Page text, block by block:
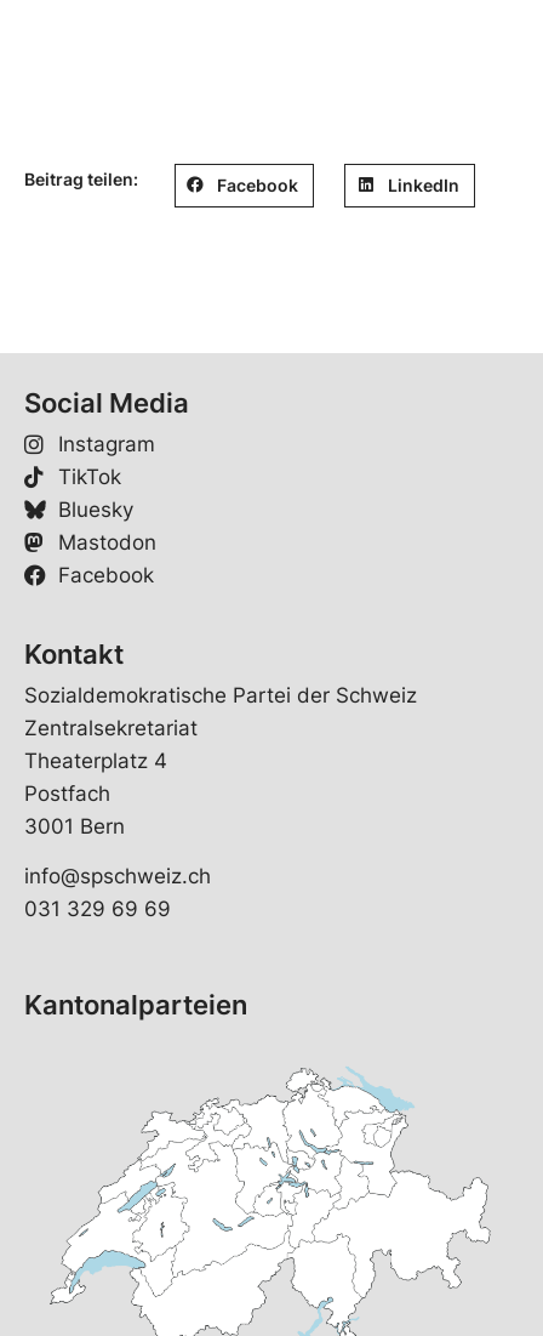
Beitrag teilen: Facebook LinkedIn
Social Media
Instagram
TikTok
Bluesky
Mastodon
Facebook
Kontakt
Sozialdemokratische Partei der Schweiz
Zentralsekretariat
Theaterplatz 4
Postfach
3001 Bern
info@spschweiz.ch
031 329 69 69
Kantonalparteien